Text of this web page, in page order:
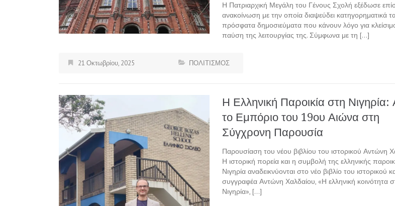
Η Πατριαρχική Μεγάλη του Γένους Σχολή εξέδωσε
ανακοίνωση με την οποία διαψεύδει κατηγορηματικά
πρόσφατα δημοσιεύματα που κάνουν λόγο για
παύση της λειτουργίας της. Σύμφωνα με τη […]
21 Οκτωβρίου, 2025 ΠΟΛΙΤΙΣΜΟΣ
Η Ελληνική Παροικία στη
το Εμπόριο του 19ου Αιώνα στη
Σύγχρονη Παρουσία
Παρουσίαση του νέου βιβλίου του ιστορικού Αντώνη
Η ιστορική πορεία και η συμβολή της ελληνικής
Νιγηρία αναδεικνύονται στο νέο βιβλίο του ιστορικού
συγγραφέα Αντώνη Χαλδαίου, «Η ελληνική κοινότητα
Νιγηρία», […]